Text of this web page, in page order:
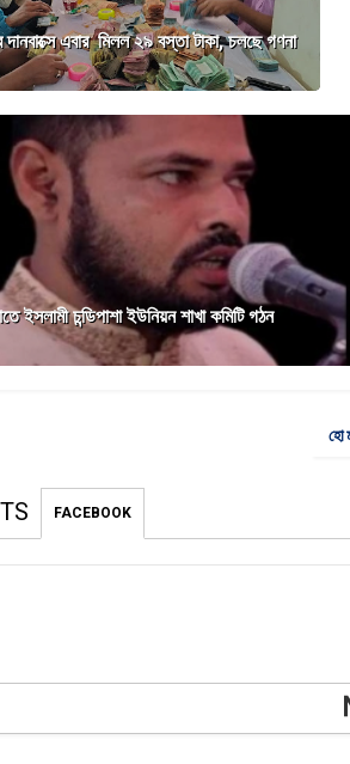
এবার মিলল ২৯ বস্তা টাকা, চলছে গণনা
ইসলামী চন্ডিপাশা ইউনিয়ন শাখা কমিটি গঠন
FACEBOOK